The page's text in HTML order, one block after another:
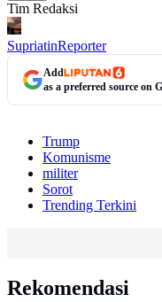
Tim Redaksi
SupriatinReporter
Add
as a preferred source on
Trump
Komunisme
militer
Sorot
Trending Terkini
Rekomendasi